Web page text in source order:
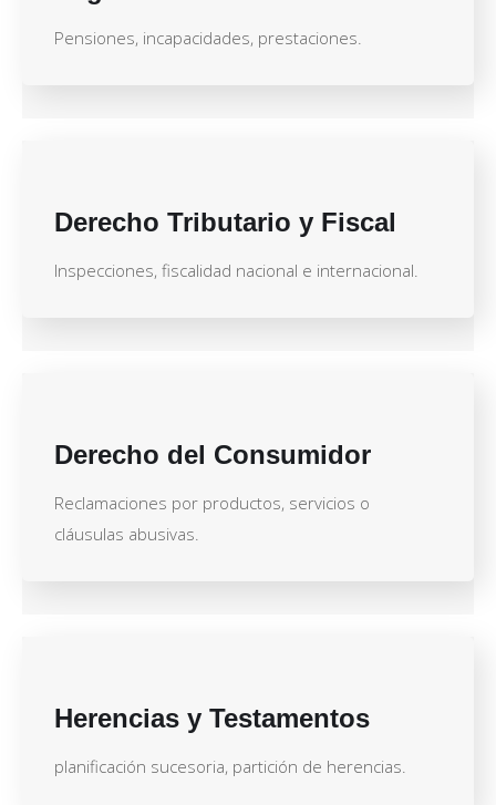
Pensiones, incapacidades, prestaciones.
Derecho Tributario y Fiscal
Inspecciones, fiscalidad nacional e internacional.
Derecho del Consumidor
Reclamaciones por productos, servicios o
cláusulas abusivas.
Herencias y Testamentos
planificación sucesoria, partición de herencias.